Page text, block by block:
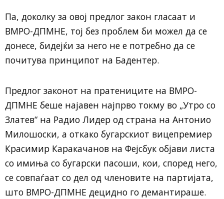
Па, доколку за овој предлог закон гласаат и
ВМРО-ДПМНЕ, тој без проблем би можел да се
донесе, бидејќи за него не е потребно да се
почитува принципот на Бадентер.
Предлог законот на пратениците на ВМРО-
ДПМНЕ беше најавен најпрво токму во „Утро со
Златев“ на Радио Лидер од страна на Антонио
Милошоски, а откако бугарскиот вицепремиер
Красимир Каракачанов на Фејсбук објави листа
со имиња со бугарски пасоши, кои, според него,
се совпаѓаат со дел од членовите на партијата,
што ВМРО-ДПМНЕ децидно го демантираше.